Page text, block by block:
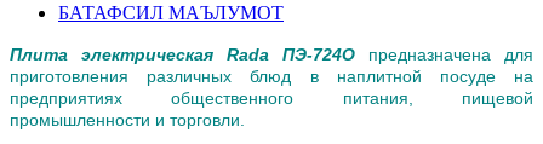
БАТАФСИЛ МАЪЛУМОТ
Плита электрическая Rada ПЭ-724О предназначена для
приготовления различных блюд в наплитной посуде на
предприятиях общественного питания, пищевой
промышленности и торговли.